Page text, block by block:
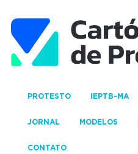
PROTESTO IEPTB-MA
JORNAL MODELOS
CONTATO